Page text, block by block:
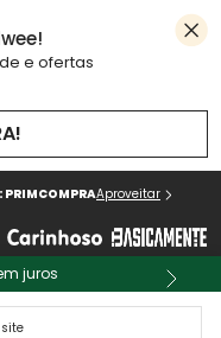
e ofertas
Aproveitar
juros